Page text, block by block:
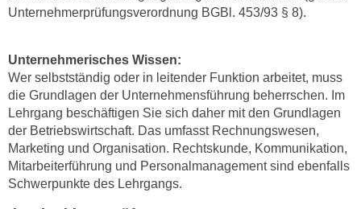
Unternehmerprüfungsverordnung BGBl. 453/93 § 8).
Unternehmerisches Wissen:
Wer selbstständig oder in leitender Funktion arbeitet, muss
die Grundlagen der Unternehmensführung beherrschen. Im
Lehrgang beschäftigen Sie sich daher mit den Grundlagen
der Betriebswirtschaft. Das umfasst Rechnungswesen,
Marketing und Organisation. Rechtskunde, Kommunikation,
Mitarbeiterführung und Personalmanagement sind ebenfalls
Schwerpunkte des Lehrgangs.
U
h
n
e
n
d
a
r
e
e
r
h
o
b
e
n